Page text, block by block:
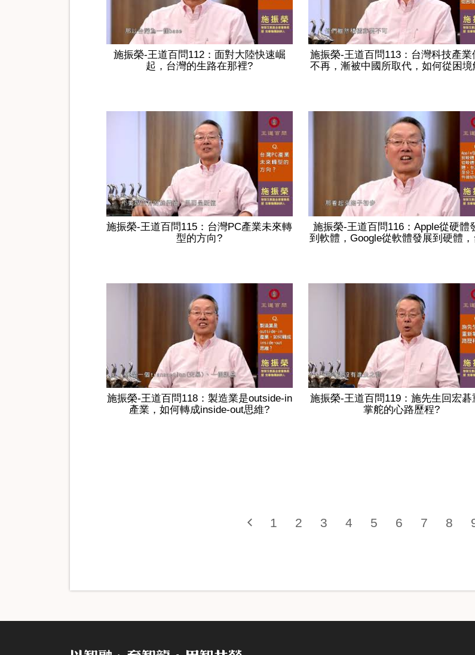
施振榮-王道百問112：面對大陸快速崛
起，台灣的生路在那裡?
施振榮-王道百問113：台灣科技產業
不再，漸被中國所取代，如何從困
施振榮-王道百問115：台灣PC產業未來轉
型的方向?
施振榮-王道百問116：Apple從硬體
到軟體，Google從軟體發展到硬體
施振榮-王道百問118：製造業是outside-in
產業，如何轉成inside-out思維?
施振榮-王道百問119：施先生回宏碁
掌舵的心路歷程?
1 2 3 4 5 6 7 8